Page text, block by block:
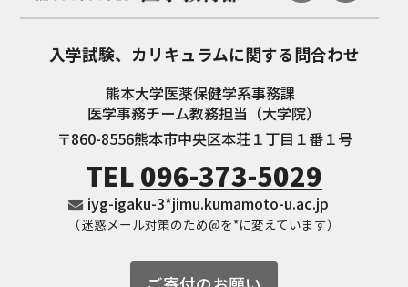
入学試験、 カリキュラムに関する問合わせ
熊本大学医薬保健学系事務課
医学事務チーム教務担当（大学院）
〒860-8556熊本市中央区本荘１丁目１番１号
TEL096-373-5029
iyg-igaku-3*jimu.kumamoto-u.ac.jp
（迷惑メール対策のため@を*に変えています）